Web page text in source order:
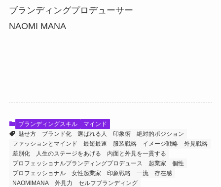
ブランディングプロデューサー
NAOMI MANA
ブランディングスキル
マインド
魅せ方
ブランド化 選ばれる人 印象術
絶対的ポジション
ファッションとマインド
最短最速 服装戦略 イメージ戦略
外見戦略
差別化
人生のステージをあげる
内面と外見を一貫する
プロフェッショナルブランディングプロデュース
起業家
個性
プロフェッショナル
女性起業家 印象戦略 一流
存在感
NAOMIMANA
外見力 セルフブランディング